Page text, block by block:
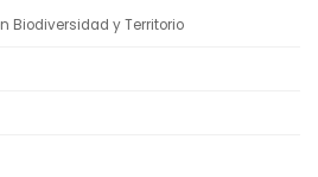
Biodiversidad y Territorio